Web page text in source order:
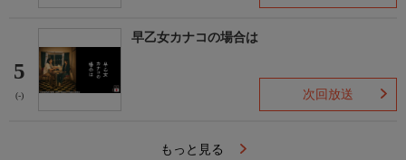
5
(-)
早乙女カナコの場合は
次回放送
もっと見る